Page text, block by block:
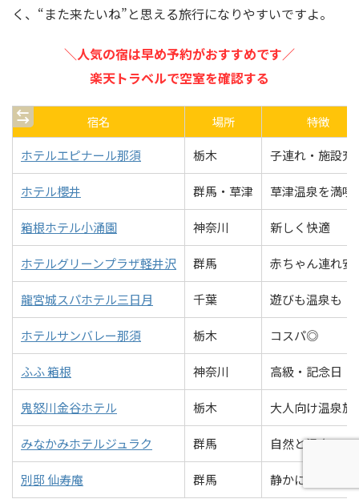
く、“また来たいね”と思える旅行になりやすいですよ。
＼人気の宿は早め予約がおすすめです／
楽天トラベルで空室を確認する
宿名 場所
特徴
ホテルエピナール那須
栃木 子連れ・施設充
ホテル櫻井 群馬・草津 草津温泉を満喫
箱根ホテル小涌園 神奈川 新しく快適
ホテルグリーンプラザ軽井沢 群馬 赤ちゃん連れ安
龍宮城スパホテル三日月 千葉 遊びも温泉も
ホテルサンバレー那須 栃木 コスパ◎
ふふ 箱根 神奈川 高級・記念日
鬼怒川金谷ホテル 栃木 大人向け温泉旅
みなかみホテルジュラク 群馬 自然と温泉
別邸 仙寿庵 群馬 静かに過ごせる